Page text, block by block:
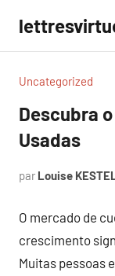
contenu
Uncategorized
Descubra
Usadas
par Louise
O mercado de
crescimento
Muitas pessoas